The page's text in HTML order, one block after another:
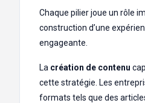
Chaque pilier joue un rôle
construction d’une
engageante.
La création de contenu
cette stratégie. Les
formats tels que des